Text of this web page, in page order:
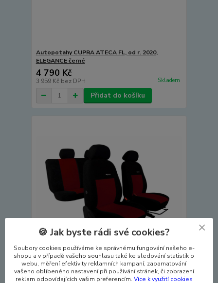
Autopotahy CUPRA ATECA FL, od r. 2020,
ELEGANCE černé
4 790 Kč
3 959 Kč bez DPH Skladem
Přidat do košíku
Autopotahy CUPRA ATECA FL, od r. 2020,
ELEGANCE vínové
🍪 Jak byste rádi své cookies?
Soubory cookies používáme ke správnému fungování našeho e-
shopu a v případě vašeho souhlasu také ke sledování statistik o
webu, měření efektivity reklamních kampaní, zapamatování
vašeho oblíbeného nastavení při používání stránek, či zobrazení
reklam odpovídajících vašim preferencím. Více k využití cookies